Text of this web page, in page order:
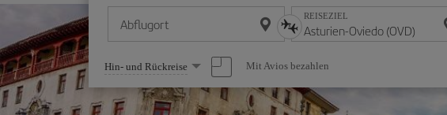
Abflugort REISEZIEL
Wählen
Sie
eine
Option
Hin- und Rückreise Mit Avios bezahlen